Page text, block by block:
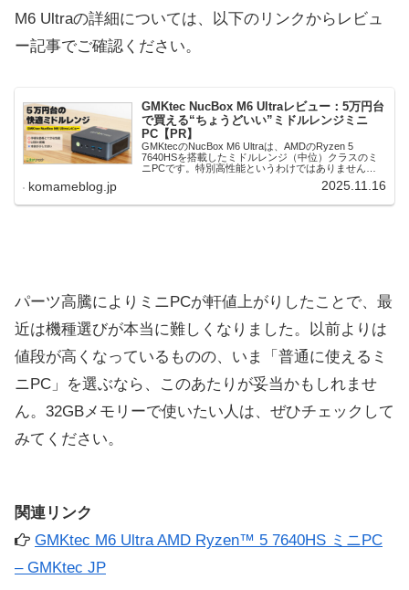
M6 Ultraの詳細については、以下のリンクからレビュ
ー記事でご確認ください。
GMKtec NucBox M6 Ultraレビュー：5万円台
で買える“ちょうどいい”ミドルレンジミニ
PC【PR】
GMKtecのNucBox M6 Ultraは、AMDのRyzen 5
7640HSを搭載したミドルレンジ（中位）クラスのミ
ニPCです。特別高性能というわけではありません
が、ウェブ閲覧や動画視聴、オフィスを使った文書作
komameblog.jp 2025.11.16
パーツ高騰によりミニPCが軒値上がりしたことで、最
近は機種選びが本当に難しくなりました。以前よりは
値段が高くなっているものの、いま「普通に使えるミ
ニPC」を選ぶなら、このあたりが妥当かもしれませ
ん。32GBメモリーで使いたい人は、ぜひチェックして
みてください。
関連リンク
GMKtec M6 Ultra AMD Ryzen™ 5 7640HS ミニPC
– GMKtec JP